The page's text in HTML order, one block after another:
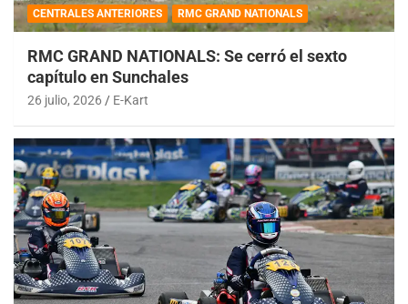
CENTRALES ANTERIORES RMC GRAND NATIONALS
RMC GRAND NATIONALS: Se cerró el sexto
capítulo en Sunchales
26 julio, 2026 E-Kart